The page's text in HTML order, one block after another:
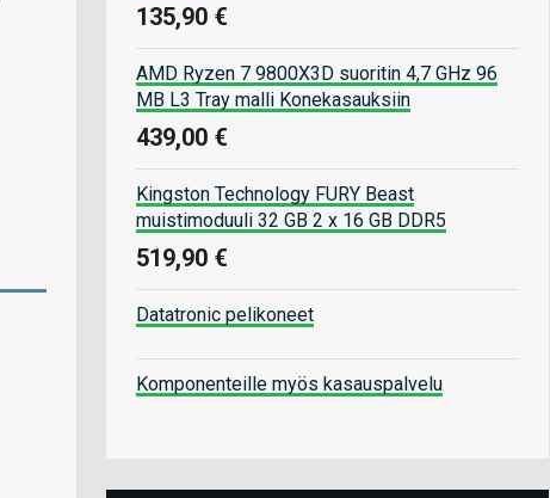
135,90 €
AMD Ryzen 7 9800X3D suoritin 4,7 GHz 96
MB L3 Tray malli Konekasauksiin
439,00 €
Kingston Technology FURY Beast
muistimoduuli 32 GB 2 x 16 GB DDR5
519,90 €
Datatronic pelikoneet
Komponenteille myös kasauspalvelu